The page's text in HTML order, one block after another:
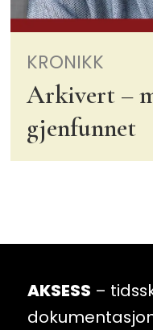
KRONIKK
Arkivert –
gjenfunnet
AKSESS –